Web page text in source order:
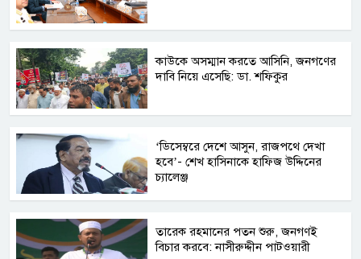
কাউকে অসম্মান করতে আসিনি, জনগণের
দাবি নিয়ে এসেছি: ডা. শফিকুর
‘ডিসেম্বরে দেশে আসুন, রাজপথে দেখা
হবে’- শেখ হাসিনাকে হাফিজ উদ্দিনের
চ্যালেঞ্জ
তারেক রহমানের পতন শুরু, জনগণই
বিচার করবে: নাসীরুদ্দীন পাটওয়ারী